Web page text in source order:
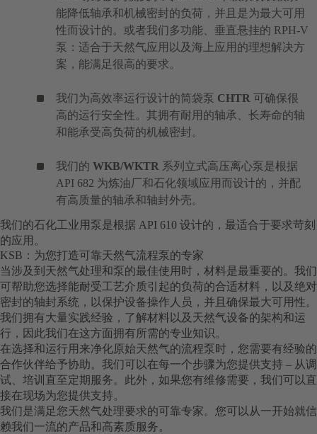
能降低轴承和机械密封的负荷，并且是为最大可用
性而设计的。或者我们多功能、垂直悬挂的 RPH-V
泵：适合于天然气应用以及海上应用的理想解决方
案，能满足很高的要求。
我们为高效率运行设计的筒袋泵 CHTR 可确保很
高的运行安全性。其拥有耐用的轴承、长寿命的轴
和能承受高负荷的机械密封。
我们的 WKB/WKTR 系列立式高压离心泵是根据
API 682 为炼油厂和石化领域应用而设计的，并配
有高质量的轴承和轴封外壳。
我们的石化工业用泵是根据 API 610 设计的，最适合于要求苛刻
的应用。
KSB：为您打造可靠天然气流程泵的专家
当涉及到天然气处理和泵的最佳使用时，材料是最重要的。我们
可帮助您选择能耐受工艺介质引起的负荷的合适材料，以及绝对
密封的轴封系统，以保护设备操作人员，并且确保最大可用性。
我们拥有大量实践经验，了解材料以及天然气设备的架构和运
行，因此我们在这方面拥有所需的专业知识。
在选择和运行用来净化原始天然气的流程泵时，您需要有经验的
合作伙伴给予协助。我们可以在每一个步骤为您提供支持 – 从调
试、培训直至定期服务。此外，如果您有维修需要，我们可以直
接在现场为您提供支持。
我们是满足您天然气处理要求的可靠专家。您可以从一开始就信
赖我们一流的产品和高素质服务。